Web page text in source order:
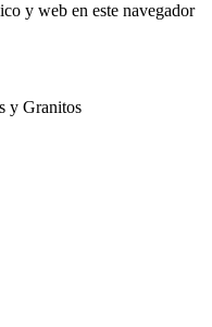
y web en este navegador